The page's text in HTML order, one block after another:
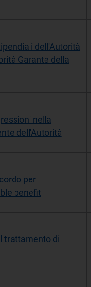
dell'Autorità
Garante della
nella
dell'Autorità
per
benefit
trattamento di